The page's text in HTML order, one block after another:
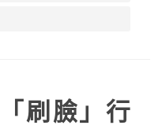
刷臉」行